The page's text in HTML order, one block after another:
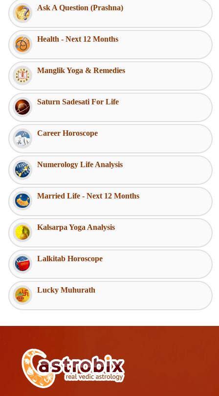
Ask A Question (Prashna)
Health - Next 12 Months
Manglik Yoga & Remedies
Saturn Sadesati For Life
Career Horoscope
Numerology Life Analysis
Married Life - Next 12 Months
Kalsarpa Yoga Analysis
Lalkitab Horoscope
Lucky Muhurath